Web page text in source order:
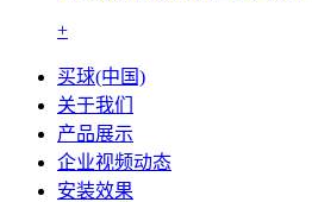
+
买球(中国)
关于我们
产品展示
企业视频动态
安装效果